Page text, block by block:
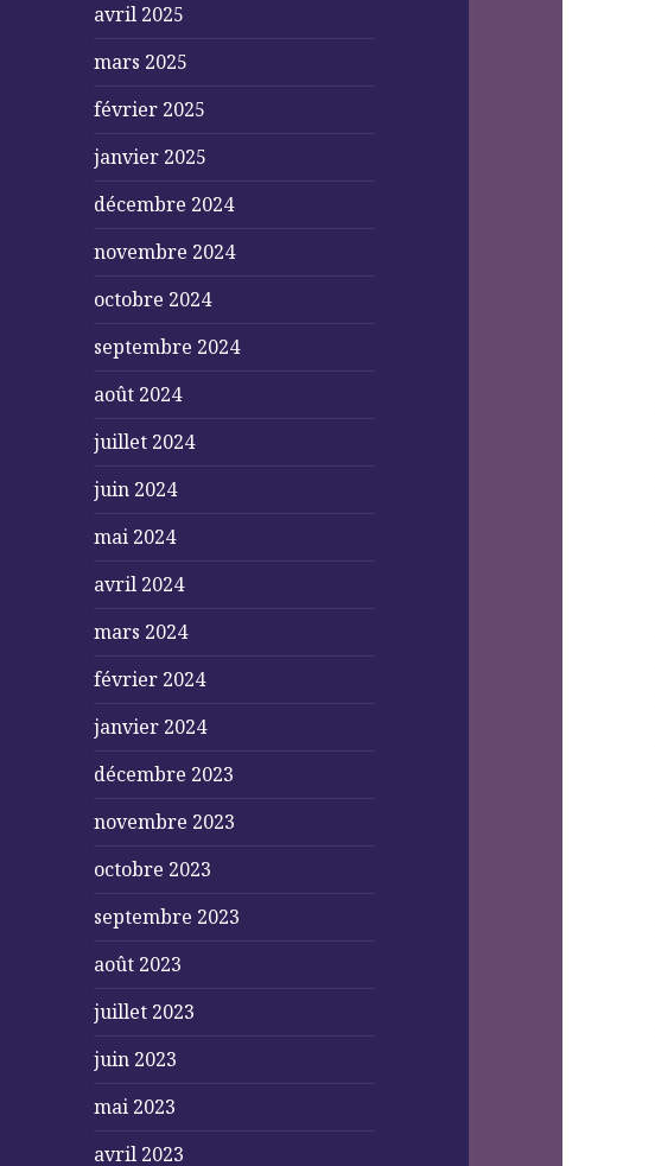
avril 2025
mars 2025
février 2025
janvier 2025
décembre 2024
novembre 2024
octobre 2024
septembre 2024
août 2024
juillet 2024
juin 2024
mai 2024
avril 2024
mars 2024
février 2024
janvier 2024
décembre 2023
novembre 2023
octobre 2023
septembre 2023
août 2023
juillet 2023
juin 2023
mai 2023
avril 2023